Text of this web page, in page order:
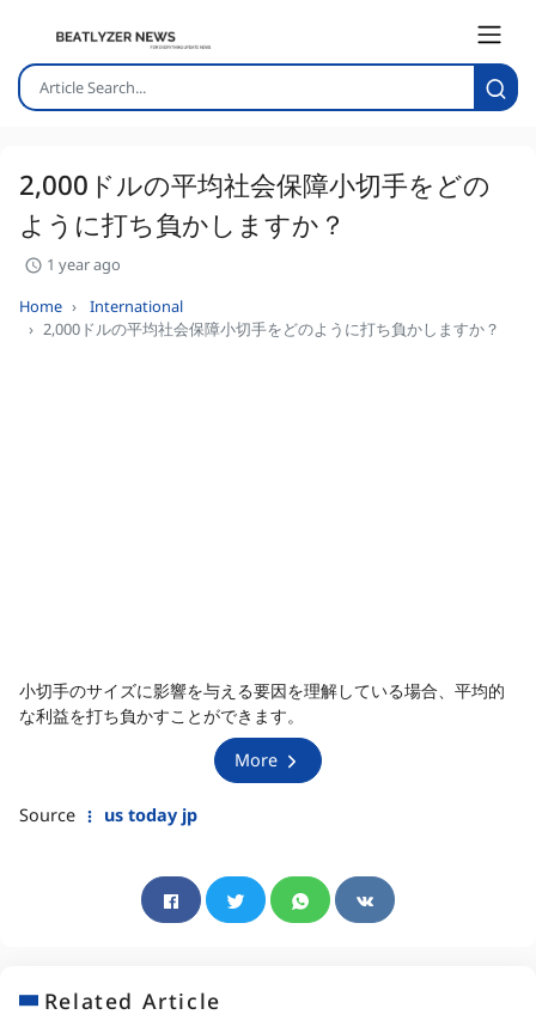
2,000ドルの平均社会保障小切手をどの
ように打ち負かしますか？
1 year ago
Home
International
2,000ドルの平均社会保障小切手をどのように打ち負かしますか？
小切手のサイズに影響を与える要因を理解している場合、平均的
な利益を打ち負かすことができます。
More
Source us today jp
Related Article